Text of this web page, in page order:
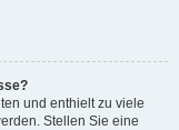
und enthielt zu viele
Stellen Sie eine